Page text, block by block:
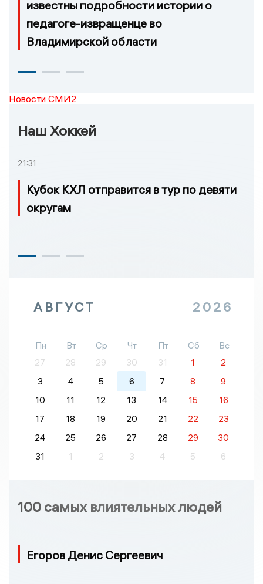
известны подробности истории о
педагоге-извращенце во
Владимирской области
Новости СМИ2
Наш Хоккей
21:31
Кубок КХЛ отправится в тур по девяти
округам
АВГУСТ 2026
Пн Вт Ср Чт Пт Сб
Вс
27
28 29 30 31 1
2
3
4 5 6 7 8
9
10
11 12 13 14 15
16
17
18 19 20 21 22
23
24
25 26 27 28 29
30
31
1 2 3 4 5 6
100 самых влиятельных людей
Егоров Денис Сергеевич